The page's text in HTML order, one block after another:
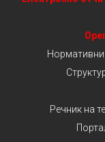
Нормативни
Речник на